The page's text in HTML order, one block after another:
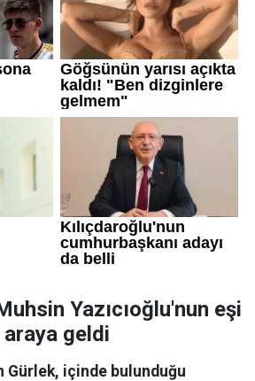
Yazıcıoğlu'nun eşi
geldi
Gürlek, içinde bulunduğu